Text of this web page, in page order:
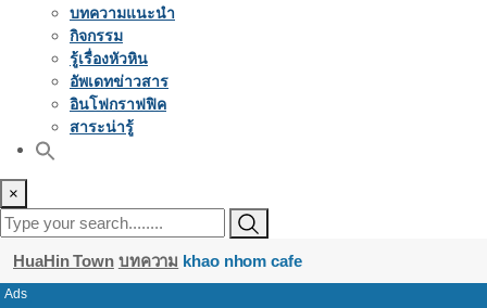
บทความแนะนำ
กิจกรรม
รู้เรื่องหัวหิน
อัพเดทข่าวสาร
อินโฟกราฟฟิค
สาระน่ารู้
×
HuaHin Town บทความ khao nhom cafe